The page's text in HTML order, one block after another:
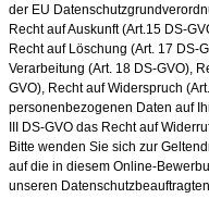
der EU
Recht auf Auskunft (Art.15 DS-
Recht auf Löschung (Art. 17 DS-
Verarbeitung (Art. 18 DS-GVO),
GVO), Recht auf Widerspruch
personenbezogenen Daten auf
III DS-GVO das Recht auf
Bitte wenden Sie sich zur
auf die in diesem Online-
unseren